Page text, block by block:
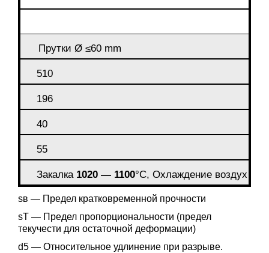
Прутки Ø ≤60 mm
510
196
40
55
Закалка 1020 — 1100°C, Охлаждение воздух
sв — Предел кратковременной прочности
sT — Предел пропорциональности (предел
текучести для остаточной деформации)
d5 — Относительное удлинение при разрыве.